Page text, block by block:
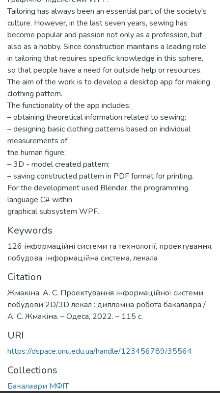
Tailoring has always been an essential part of the society's
culture. However, in the last seven years, sewing has
become popular and passion not only as a profession, but
also as a hobby. Since construction maintains a leading role
in tailoring that requires specific knowledge in this sphere,
so that people have a need for outside help or resources.
The aim of the work is to develop a desktop app for making
clothing pattern.
The functionality of the app includes:
– obtaining theoretical information related to sewing;
– designing basic clothing patterns based on individual
measurements of
the human figure;
– 3D - model created pattern;
– saving constructed pattern in PDF format for printing.
For the development used Blender, the programming
language C# within
graphical subsystem WPF.
Keywords
126 інформаційні системи та технології, проектування,
побудова, інформаційна система, лекала
Citation
Жмакіна, А. С. Проектування інформаційної системи
побудови 2D/3D лекал : дипломна робота бакалавра /
А. С. Жмакіна. – Одеса, 2022. – 115 с.
URI
https://dspace.onu.edu.ua/handle/123456789/35564
Collections
Бакалаври МФІТ